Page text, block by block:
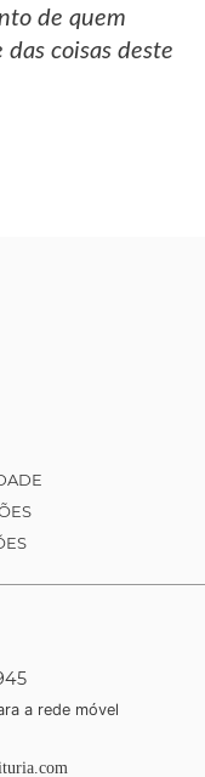
de quem
coisas deste
a rede móvel